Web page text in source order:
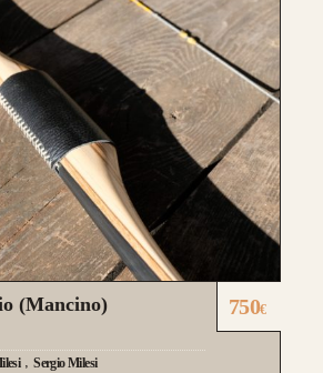
(Mancino)
Sergio Milesi
750€